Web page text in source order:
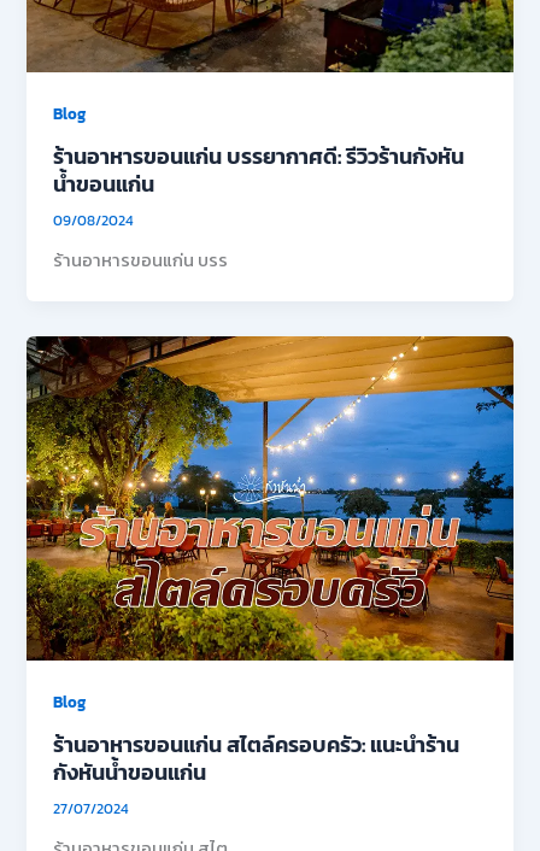
Blog
ร้านอาหารขอนแก่น บรรยากาศดี: รีวิวร้านกังหัน
น้ำขอนแก่น
09/08/2024
ร้านอาหารขอนแก่น บรร
Blog
ร้านอาหารขอนแก่น สไตล์ครอบครัว: แนะนำร้าน
กังหันน้ำขอนแก่น
27/07/2024